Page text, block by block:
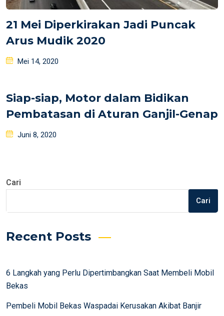
21 Mei Diperkirakan Jadi Puncak
Arus Mudik 2020
Posted
Mei 14, 2020
Siap-siap, Motor dalam Bidikan
Pembatasan di Aturan Ganjil-Genap
Posted
Juni 8, 2020
Cari
Cari
Recent Posts
6 Langkah yang Perlu Dipertimbangkan Saat Membeli Mobil
Bekas
Pembeli Mobil Bekas Waspadai Kerusakan Akibat Banjir